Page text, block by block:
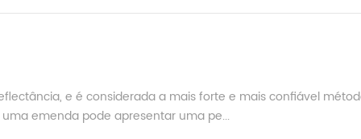
e é considerada a mais forte e mais confiável
emenda pode apresentar uma pe...